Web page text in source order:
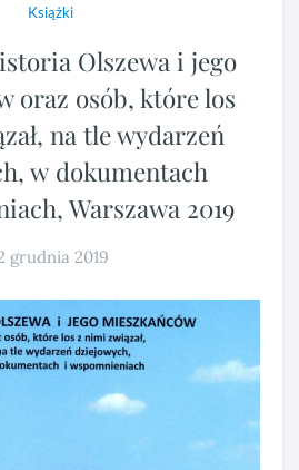
Książki
Olszewa i jego
oraz osób, które los
na tle wydarzeń
w dokumentach
Warszawa 2019
grudnia 2019